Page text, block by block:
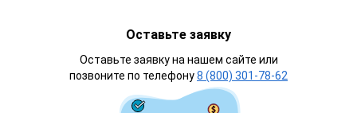
Оставьте заявку
Оставьте заявку на нашем сайте или
позвоните по телефону8 (800) 301-78-62